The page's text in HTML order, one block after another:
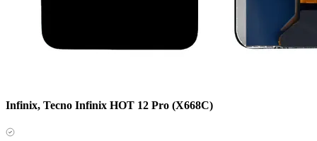
Infinix, Tecno Infinix HOT 12 Pro (X668C)